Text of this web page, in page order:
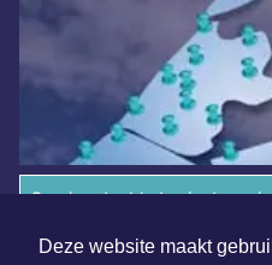
Deze website maakt
Overige dagbladen in de regio